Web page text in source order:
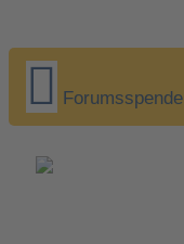
Forumsspende